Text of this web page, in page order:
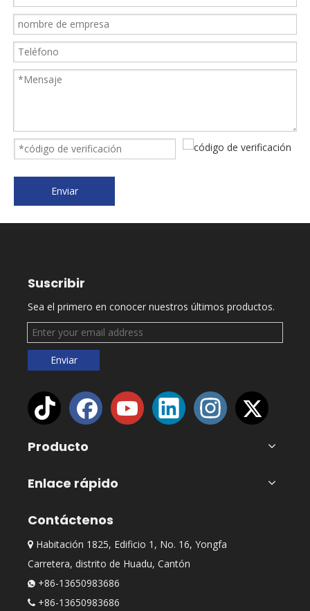
Enviar
Suscribir
Sea el primero en conocer nuestros últimos productos.
Enviar
Producto
Enlace rápido
Contáctenos
 Habitación 1825, Edificio 1, No. 16, Yongfa
Carretera, distrito de Huadu, Cantón
 +86-13650983686
 +86-13650983686